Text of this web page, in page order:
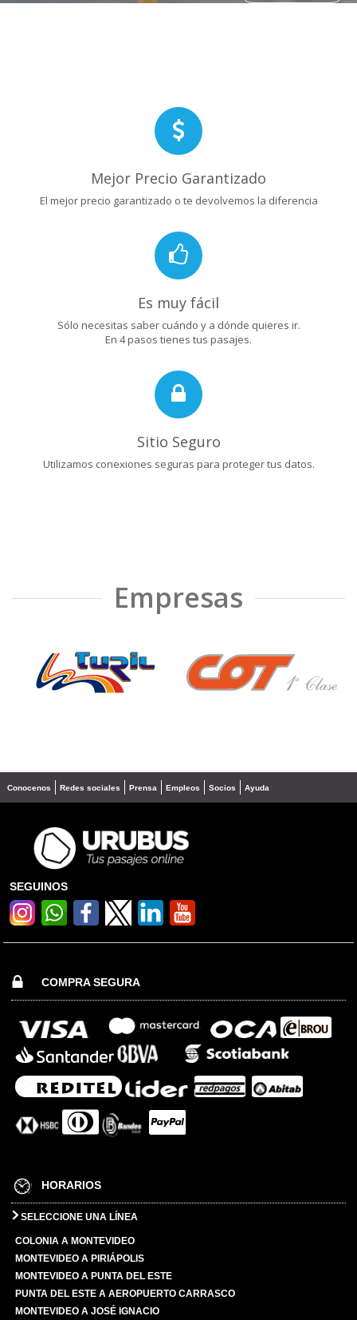
Mejor Precio Garantizado
El mejor precio garantizado o te devolvemos la diferencia
Es muy fácil
Sólo necesitas saber cuándo y a dónde quieres ir.
En 4 pasos tienes tus pasajes.
Sitio Seguro
Utilizamos conexiones seguras para proteger tus datos.
Empresas
❮ ❯
Conocenos Redes sociales Prensa Empleos Socios Ayuda
SEGUINOS
COMPRA SEGURA
HORARIOS
SELECCIONE UNA LÍNEA
COLONIA A MONTEVIDEO
MONTEVIDEO A PIRIÁPOLIS
MONTEVIDEO A PUNTA DEL ESTE
PUNTA DEL ESTE A AEROPUERTO CARRASCO
MONTEVIDEO A JOSÉ IGNACIO